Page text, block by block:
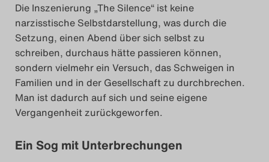
Die Inszenierung „The Silence“ ist keine
narzisstische Selbstdarstellung, was durch die
Setzung, einen Abend über sich selbst zu
schreiben, durchaus hätte passieren können,
sondern vielmehr ein Versuch, das Schweigen in
Familien und in der Gesellschaft zu durchbrechen.
Man ist dadurch auf sich und seine eigene
Vergangenheit zurückgeworfen.
Ein Sog mit Unterbrechungen